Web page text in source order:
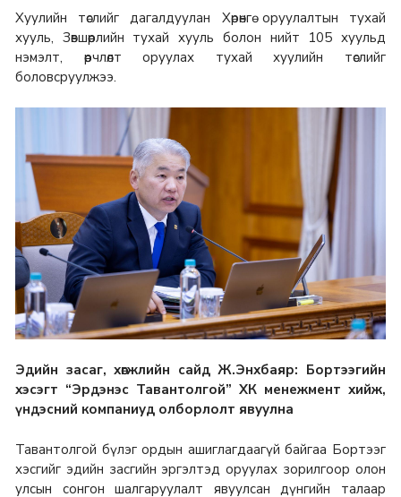
Хуулийн төслийг дагалдуулан Хөрөнгө оруулалтын тухай
хууль, Зөвшөөрлийн тухай хууль болон нийт 105 хуульд
нэмэлт, өөрчлөлт оруулах тухай хуулийн төслийг
боловсруулжээ.
Эдийн засаг, хөгжлийн сайд Ж.Энхбаяр: Бортээгийн
хэсэгт “Эрдэнэс Тавантолгой” ХК менежмент хийж,
үндэсний компаниуд олборлолт явуулна
Тавантолгой бүлэг ордын ашиглагдаагүй байгаа Бортээг
хэсгийг эдийн засгийн эргэлтэд оруулах зорилгоор олон
улсын сонгон шалгаруулалт явуулсан дүнгийн талаар